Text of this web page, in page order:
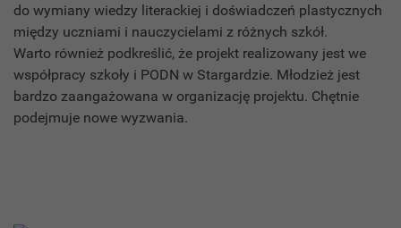
do wymiany wiedzy literackiej i doświadczeń plastycznych
między uczniami i nauczycielami z różnych szkół.
Warto również podkreślić, że projekt realizowany jest we
współpracy szkoły i PODN w Stargardzie. Młodzież jest
bardzo zaangażowana w organizację projektu. Chętnie
podejmuje nowe wyzwania.